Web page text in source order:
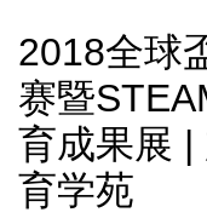
2018全球
赛暨
育成果展 |
育学苑